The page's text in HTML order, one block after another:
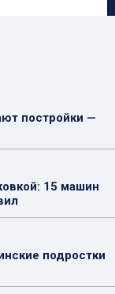
постройки —
15 машин
подростки